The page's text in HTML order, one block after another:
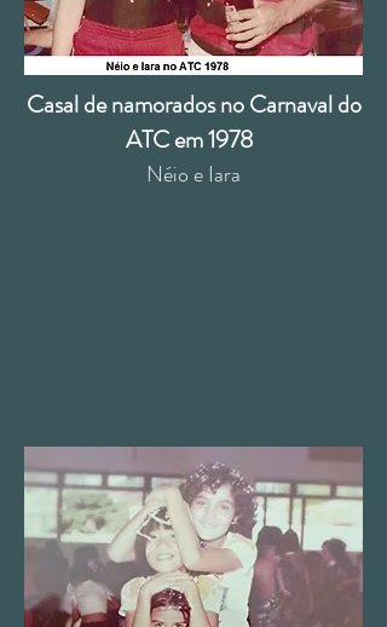
Casal de namorados no Carnaval do
ATC em 1978
Néio e Iara